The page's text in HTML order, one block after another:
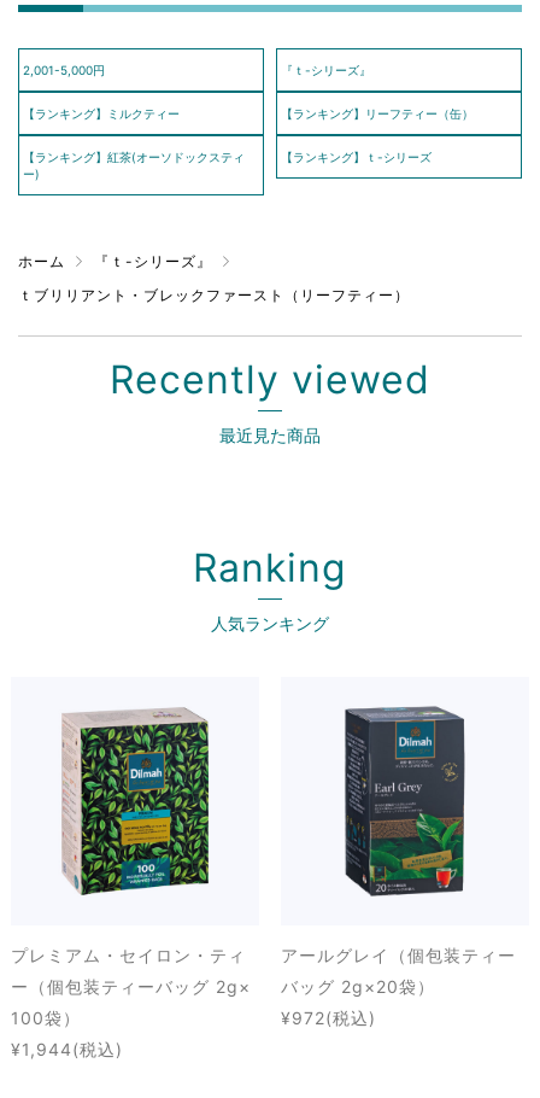
2,001-5,000円 『ｔ-シリーズ』
【ランキング】ミルクティー 【ランキング】リーフティー（缶）
【ランキング】紅茶(オーソドックスティ
ー)
【ランキング】ｔ-シリーズ
ホーム
『ｔ-シリーズ』
ｔブリリアント・ブレックファースト（リーフティー）
Recently viewed
最近見た商品
Ranking
人気ランキング
プレミアム・セイロン・ティ
ー（個包装ティーバッグ 2g×
100袋）
¥1,944(税込)
アールグレイ（個包装ティー
バッグ 2g×20袋）
¥972(税込)